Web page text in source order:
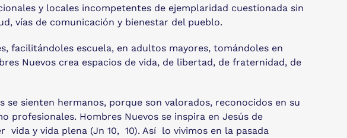
y locales incompetentes de ejemplaridad cuestionada sin
vías de comunicación y bienestar del pueblo.
facilitándoles escuela, en adultos mayores, tomándoles en
Nuevos crea espacios de vida, de libertad, de fraternidad, de
se sienten hermanos, porque son valorados, reconocidos en su
profesionales. Hombres Nuevos se inspira en Jesús de
y vida plena (Jn 10, 10). Así lo vivimos en la pasada